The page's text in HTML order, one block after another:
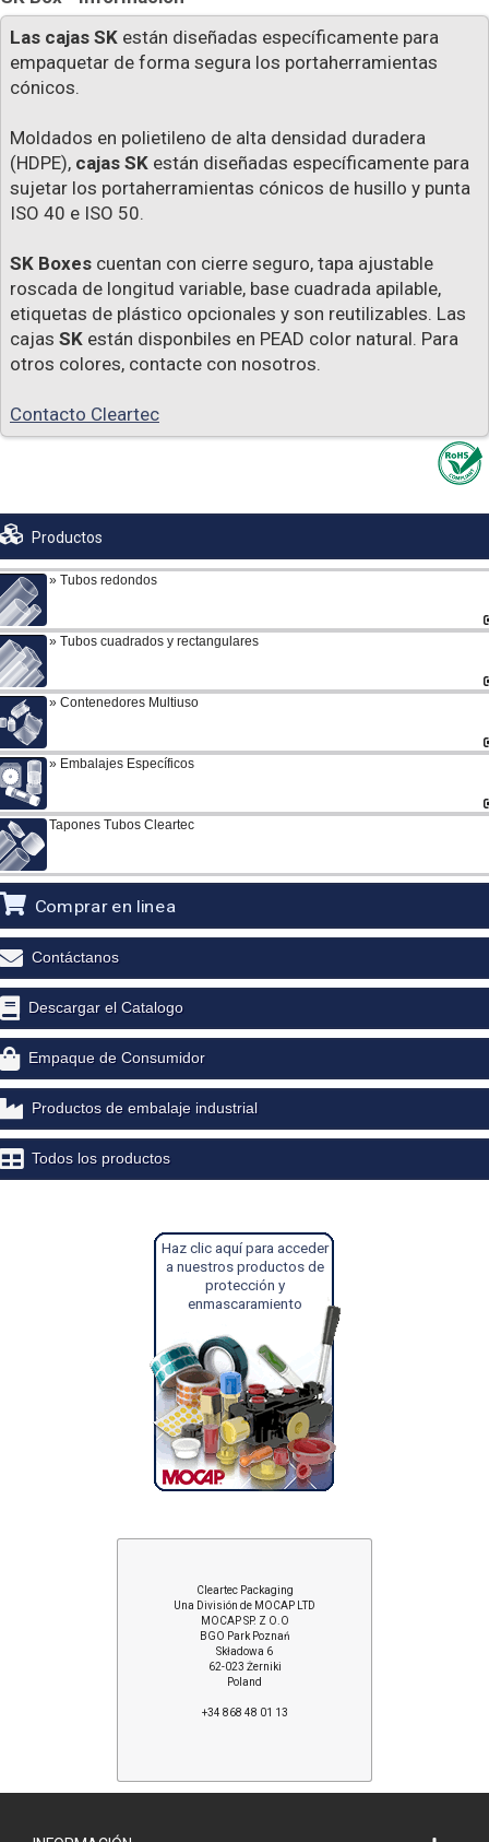
Las cajas SK están diseñadas específicamente para
empaquetar de forma segura los portaherramientas
cónicos.
Moldados en polietileno de alta densidad duradera
(HDPE), cajas SK están diseñadas específicamente para
sujetar los portaherramientas cónicos de husillo y punta
ISO 40 e ISO 50.
SK Boxes cuentan con cierre seguro, tapa ajustable
roscada de longitud variable, base cuadrada apilable,
etiquetas de plástico opcionales y son reutilizables. Las
cajas SK están disponbiles en PEAD color natural. Para
otros colores, contacte con nosotros.
Contacto Cleartec
Productos
Tubos redondos
Tubos cuadrados y rectangulares
Contenedores Multiuso
Embalajes Específicos
Tapones Tubos Cleartec
Comprar en linea
Contáctanos
Descargar el Catalogo
Empaque de Consumidor
Productos de embalaje industrial
Todos los productos
Haz clic aquí para acceder
a nuestros productos de
protección y
enmascaramiento
Cleartec Packaging
Una División de MOCAP LTD
MOCAP SP. Z O.O
BGO Park Poznań
Składowa 6
62-023 Żerniki
Poland
+34 868 48 01 13